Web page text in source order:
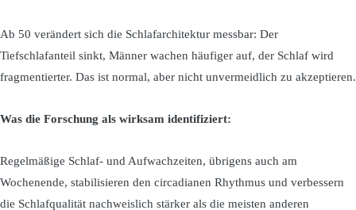
Ab 50 verändert sich die Schlafarchitektur messbar: Der
Tiefschlafanteil sinkt, Männer wachen häufiger auf, der Schlaf wird
fragmentierter. Das ist normal, aber nicht unvermeidlich zu akzeptieren.
Was die Forschung als wirksam identifiziert:
Regelmäßige Schlaf- und Aufwachzeiten, übrigens auch am
Wochenende, stabilisieren den circadianen Rhythmus und verbessern
die Schlafqualität nachweislich stärker als die meisten anderen